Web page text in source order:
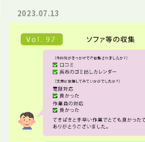
2023.07.13